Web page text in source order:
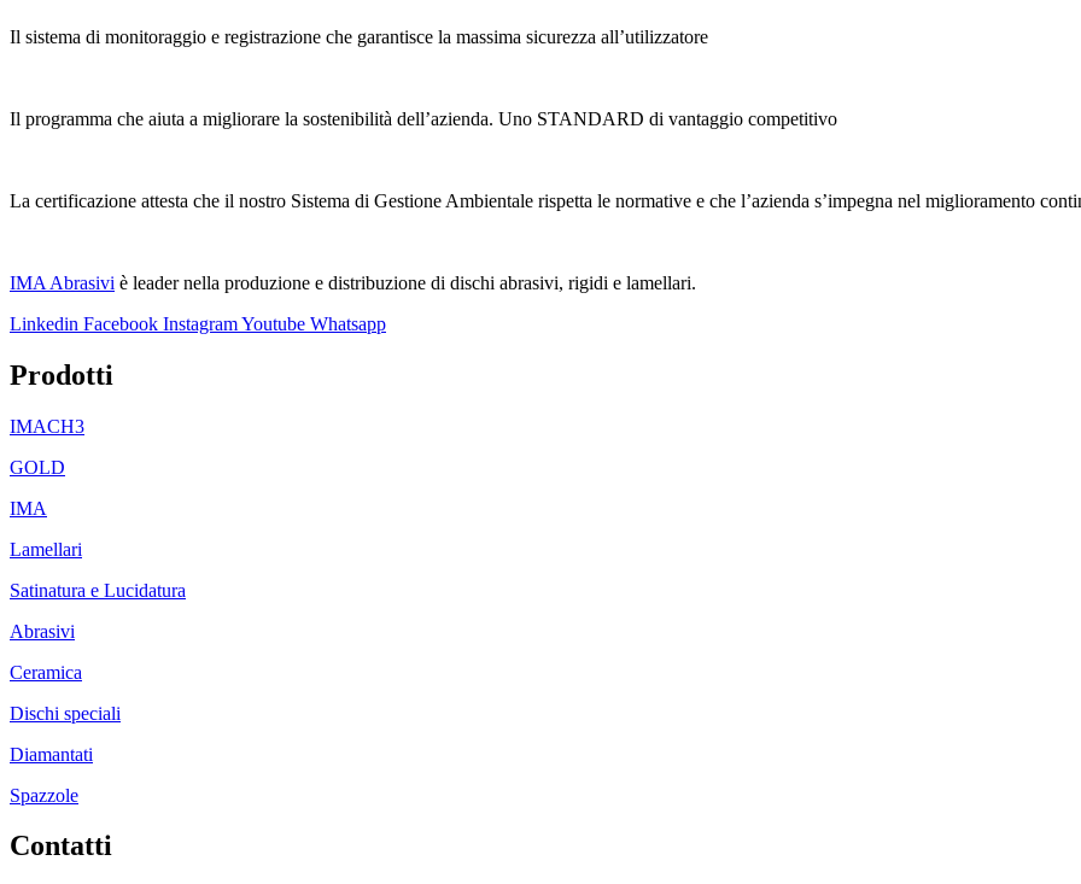
Il sistema di monitoraggio e registrazione che garantisce la massima sicurezza all’utilizzatore
Il programma che aiuta a migliorare la sostenibilità dell’azienda. Uno STANDARD di vantaggio competitivo
La certificazione attesta che il nostro Sistema di Gestione Ambientale rispetta le normative e che l’azienda s’impegna nel miglioramento
IMA Abrasivi è leader nella produzione e distribuzione di dischi abrasivi, rigidi e lamellari.
Linkedin Facebook InstagramYoutube Whatsapp
Prodotti
IMACH3
GOLD
IMA
Lamellari
Satinatura e Lucidatura
Abrasivi
Ceramica
Dischi speciali
Diamantati
Spazzole
Contatti